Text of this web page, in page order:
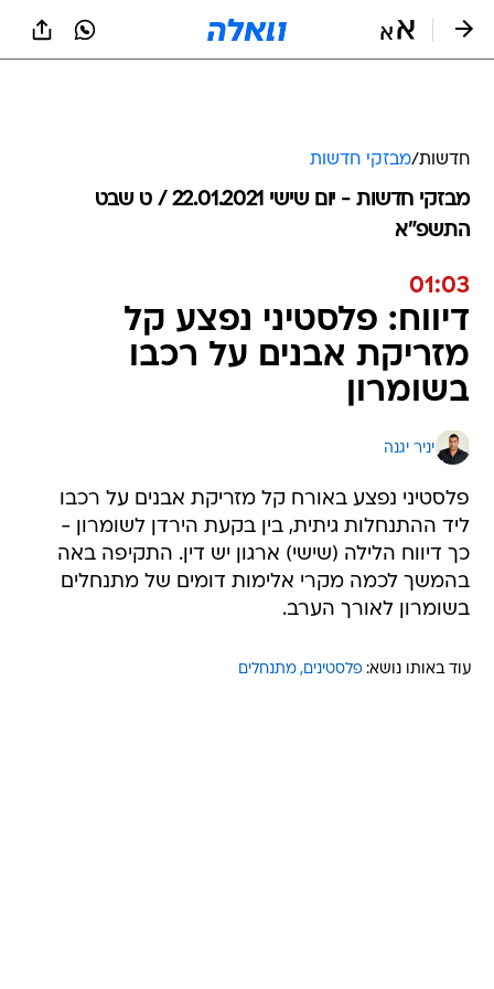
חדשות/מבזקי חדשות
מבזקי חדשות - יום שישי 22.01.2021 / ט שבט
התשפ"א
01:03
דיווח: פלסטיני נפצע קל
מזריקת אבנים על רכבו
בשומרון
יניר יגנה
פלסטיני נפצע באורח קל מזריקת אבנים על רכבו
ליד ההתנחלות גיתית, בין בקעת הירדן לשומרון -
כך דיווח הלילה (שישי) ארגון יש דין. התקיפה באה
בהמשך לכמה מקרי אלימות דומים של מתנחלים
בשומרון לאורך הערב.
עוד באותו נושא: פלסטינים מתנחלים